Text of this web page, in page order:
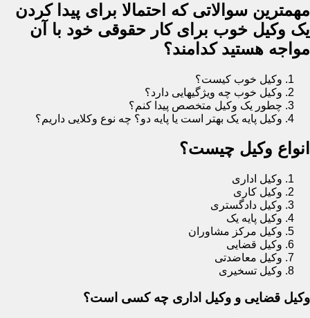
مهمترین سوالاتی که احتمالا برای پیدا کردن
یک وکیل خوب برای کار حقوقی خود با آن
مواجه هستید کدامند؟
وکیل خوب کیست؟
وکیل خوب چه ویژگیهایی دارد؟
چطور یک وکیل متخصص پیدا کنم؟
وکیل پایه یک بهتر است یا پایه دو؟ چه نوع وکلایی داریم؟
انواع وکیل چیست؟
وکیل اداری
وکیل کاری
وکیل دادگستری
وکیل پایه یک
وکیل مرکز مشاوران
وکیل قضایی
وکیل معاضدتی
وکیل تسخیری
وکیل قضایی و وکیل اداری چه کسی است؟